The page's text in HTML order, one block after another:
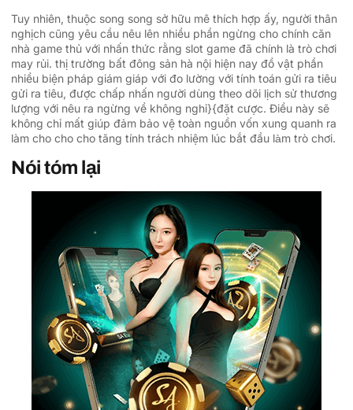
Tuy nhiên, thuộc song song sở hữu mê thích hợp ấy, người thân
nghịch cũng yêu cầu nêu lên nhiều phần ngừng cho chính căn
nhà game thủ với nhấn thức rằng slot game đã chính là trò chơi
may rủi. thị trường bất đông sản hà nội hiện nay đồ vật phần
nhiều biện pháp giám giáp với đo lường với tính toán gửi ra tiêu
gửi ra tiêu, được chấp nhấn người dùng theo dõi lịch sử thương
lượng với nêu ra ngừng về không nghỉ}{đặt cược. Điều này sẽ
không chỉ mất giúp đảm bảo vệ toàn nguồn vốn xung quanh ra
làm cho cho cho tăng tính trách nhiệm lúc bắt đầu làm trò chơi.
Nói tóm lại